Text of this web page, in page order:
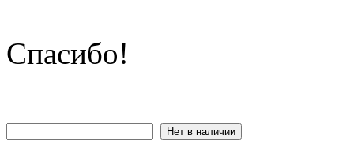
Спасибо!